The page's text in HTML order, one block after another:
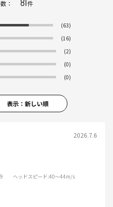
： 件
(63)
(16)
(2)
(0)
(0)
表示：新しい順
2026.7.6
ヘッドスピード:40～44m/s